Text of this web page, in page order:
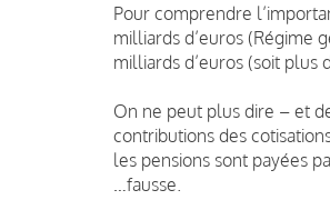
Pour comprendre
milliards d’euros (Régime
milliards d’euros (soit plus
On ne peut plus dire – et
contributions des
les pensions sont payées
…fausse.